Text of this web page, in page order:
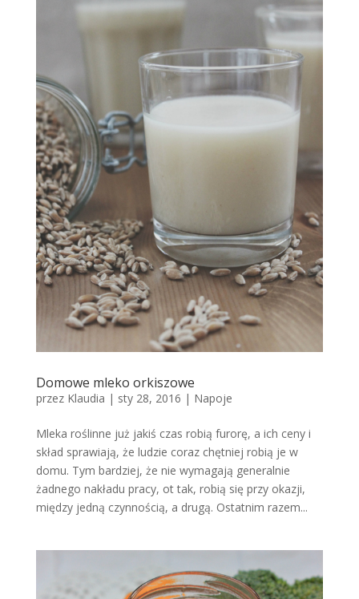
Domowe mleko orkiszowe
przez Klaudia | sty 28, 2016 | Napoje
Mleka roślinne już jakiś czas robią furorę, a ich ceny i
skład sprawiają, że ludzie coraz chętniej robią je w
domu. Tym bardziej, że nie wymagają generalnie
żadnego nakładu pracy, ot tak, robią się przy okazji,
między jedną czynnością, a drugą. Ostatnim razem...